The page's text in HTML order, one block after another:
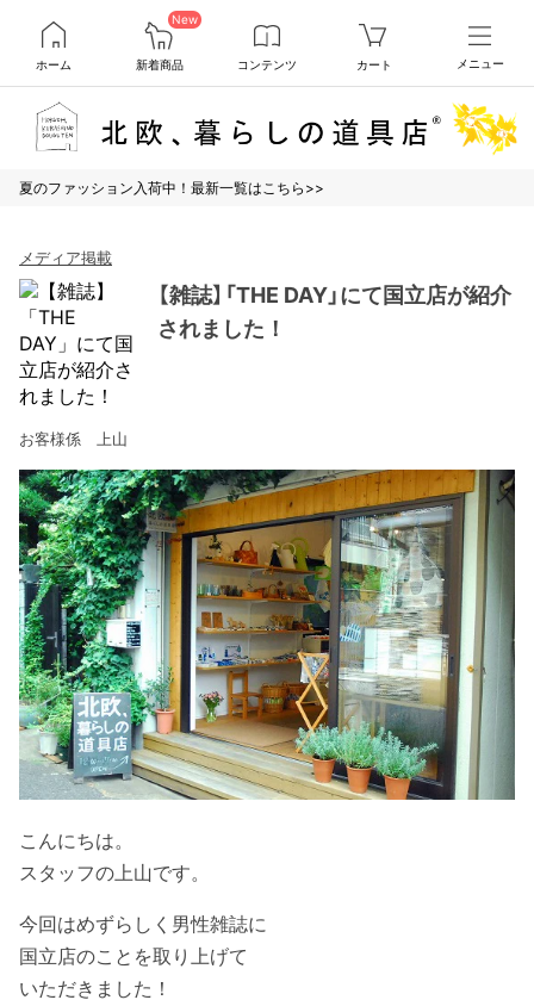
ホーム
New
新着商品 コンテンツ カート メニュー
夏のファッション入荷中！最新一覧はこちら>>
メディア掲載
【雑誌】「THE DAY」にて国立店が紹介
されました！
お客様係 上山
こんにちは。
スタッフの上山です。
今回はめずらしく男性雑誌に
国立店のことを取り上げて
いただきました！